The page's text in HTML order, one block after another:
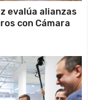
evalúa alianzas
con Cámara